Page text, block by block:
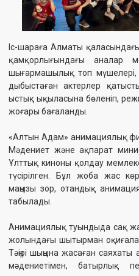
Ұлттық киноны қолдау мемлекеттік
түсірілген. Бұл жоба жас көрерменге
маңызы зор, отандық анимацияның маңызды
табылады.
Анимациялық туындыда сақ жауынгерінің
жолындағы шытырман оқиғалары
Тәңірі шыңына жасаған саяхаты арқылы
мәдениетімен, батырлық пен рухани
танысады.
Фильм 2025 жылғы 5 маусымнан
кинотеатрларында прокатқа шығады. Бұл
отандық контентке қолдау білдіру көзделіп
Сондай-ақ қараңыз